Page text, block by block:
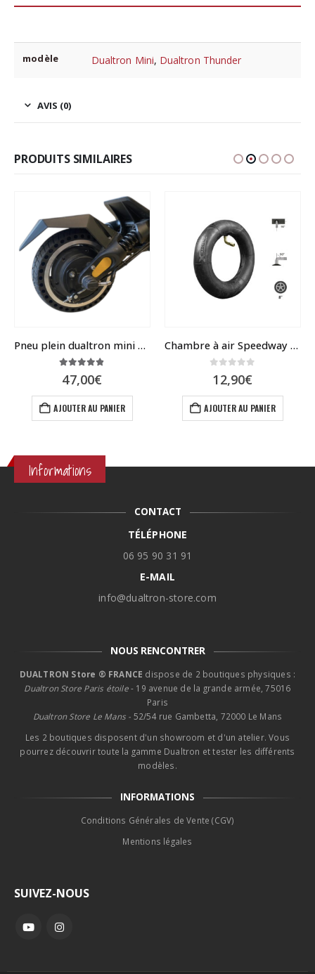
modèle Dualtron Mini, Dualtron Thunder
AVIS (0)
PRODUITS SIMILAIRES
Pneu plein dualtron mini et ToGo
47,00€
AJOUTER AU PANIER
Chambre à air Speedway mini 4
12,90€
AJOUTER AU PANIER
Informations
CONTACT
TÉLÉPHONE
06 95 90 31 91
E-MAIL
info@dualtron-store.com
NOUS RENCONTRER
DUALTRON Store ® FRANCE dispose de 2 boutiques physiques :
Dualtron Store Paris étoile- 19 avenue de la grande armée, 75016
Paris
Dualtron Store Le Mans - 52/54 rue Gambetta, 72000 Le Mans
Les 2 boutiques disposent d'un showroom et d'un atelier. Vous
pourrez découvrir toute la gamme Dualtron et tester les différents
modèles.
INFORMATIONS
Conditions Générales de Vente (CGV)
Mentions légales
SUIVEZ-NOUS